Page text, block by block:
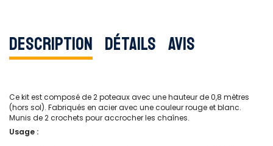
Description Détails Avis
Ce kit est composé de 2 poteaux avec une hauteur de 0,8 mètres
(hors sol). Fabriqués en acier avec une couleur rouge et blanc.
Munis de 2 crochets pour accrocher les chaînes.
Usage :